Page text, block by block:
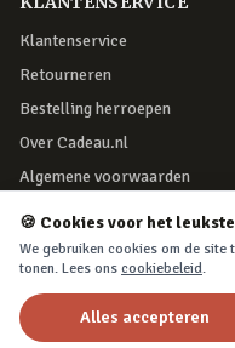
Klantenservice
Retourneren
Bestelling herroepen
Over Cadeau.nl
Algemene voorwaarden
Privacy & cookies
VEILIG BETALEN
🍪 Cookies voor het
We gebruiken cookies om de site
tonen. Lees ons cookiebeleid.
Alles accepteren